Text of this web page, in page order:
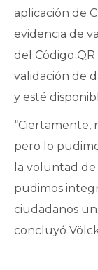
aplicación de
evidencia de
del Código
validación de
y esté
“Ciertamente,
pero lo
la voluntad
pudimos
ciudadanos un
concluyó